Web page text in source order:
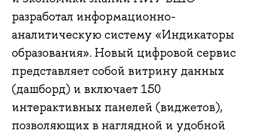
разработал информационно-
аналитическую систему «Индикаторы
образования». Новый цифровой сервис
представляет собой витрину данных
(дашборд) и включает 150
интерактивных панелей (виджетов),
позволяющих в наглядной и удобной